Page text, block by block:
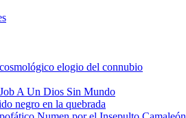
elogio del connubio
A Un Dios Sin Mundo
negro en la quebrada